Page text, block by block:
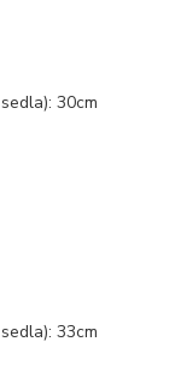
30cm
33cm